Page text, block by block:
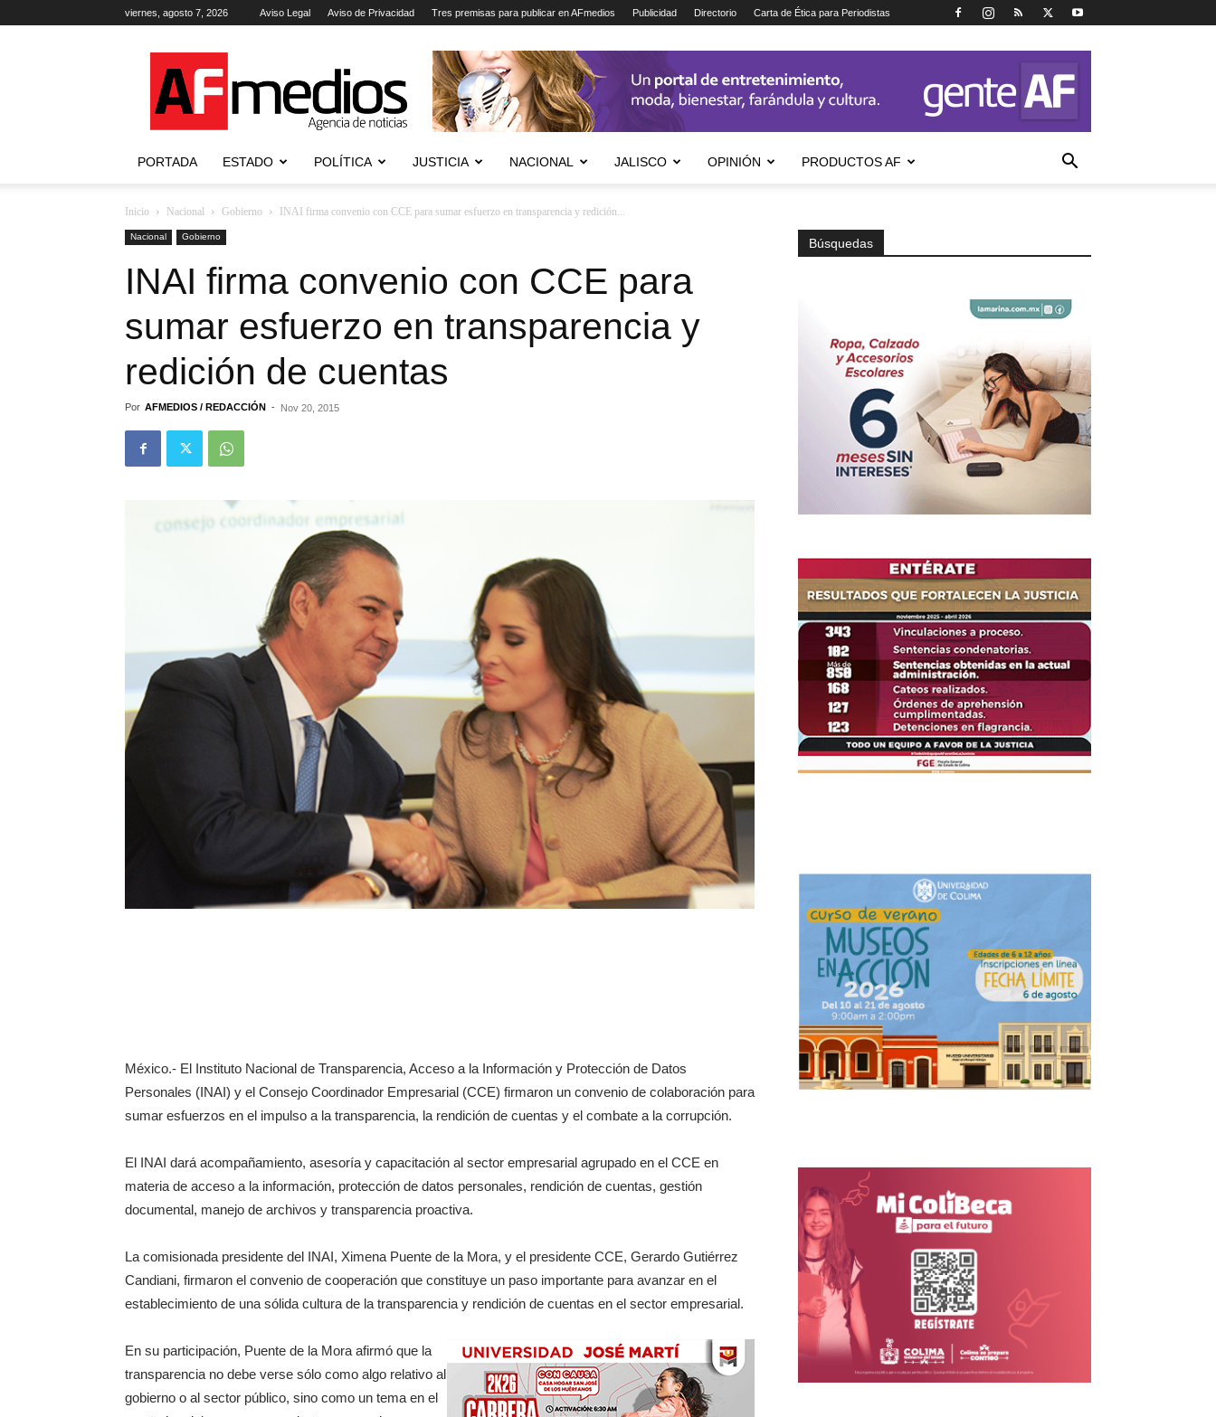
viernes, agosto 7, 2026 Aviso Legal Aviso de Privacidad Tres premisas para publicar en AFmedios Publicidad Directorio Carta de Ética para Periodistas
Agencia
de
Noticias
PORTADA ESTADO POLÍTICA JUSTICIA NACIONAL JALISCO OPINIÓN PRODUCTOS AF
Inicio Nacional Gobierno INAI firma convenio con CCE para sumar esfuerzo en transparencia y redición...
Nacional Gobierno
INAI firma convenio con CCE para
sumar esfuerzo en transparencia y
redición de cuentas
Por AFMEDIOS / REDACCIÓN - Nov 20, 2015
México.- El Instituto Nacional de Transparencia, Acceso a la Información y Protección de Datos
Personales (INAI) y el Consejo Coordinador Empresarial (CCE) firmaron un convenio de colaboración para
sumar esfuerzos en el impulso a la transparencia, la rendición de cuentas y el combate a la corrupción.
El INAI dará acompañamiento, asesoría y capacitación al sector empresarial agrupado en el CCE en
materia de acceso a la información, protección de datos personales, rendición de cuentas, gestión
documental, manejo de archivos y transparencia proactiva.
La comisionada presidente del INAI, Ximena Puente de la Mora, y el presidente CCE, Gerardo Gutiérrez
Candiani, firmaron el convenio de cooperación que constituye un paso importante para avanzar en el
establecimiento de una sólida cultura de la transparencia y rendición de cuentas en el sector empresarial.
En su participación, Puente de la Mora afirmó que la
transparencia no debe verse sólo como algo relativo al
gobierno o al sector público, sino como un tema en el
Búsquedas